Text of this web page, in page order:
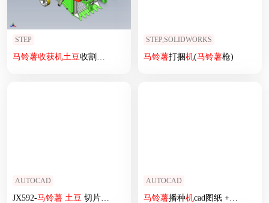
STEP
马铃薯收获机土豆收割机结构
STEP,SOLIDWORKS
马铃薯打捆机(马铃薯枪)
AUTOCAD
JX592-马铃薯 土豆 切片机设计含cad图纸
AUTOCAD
马铃薯播种机cad图纸 +说明 机械设计CAD素材